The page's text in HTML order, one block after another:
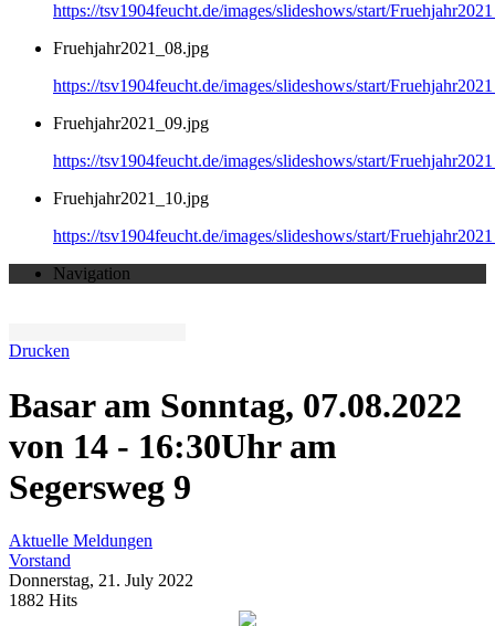
https://tsv1904feucht.de/images/slideshows/start/
Fruehjahr2021_08.jpg
https://tsv1904feucht.de/images/slideshows/start/
Fruehjahr2021_09.jpg
https://tsv1904feucht.de/images/slideshows/start/
Fruehjahr2021_10.jpg
https://tsv1904feucht.de/images/slideshows/start/
Navigation
Drucken
Basar am Sonntag, 07.08.2022
von 14 - 16:30Uhr am
Segersweg 9
Aktuelle Meldungen
Vorstand
Donnerstag, 21. July 2022
1882 Hits